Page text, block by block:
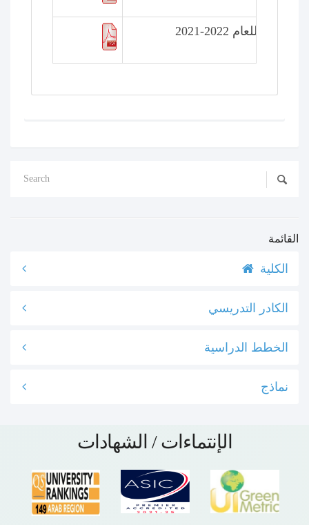
للعام 2022-2021
القائمة
الكلية
الكادر التدريسي
الخطط الدراسية
نماذج
الإنتماءات / الشهادات